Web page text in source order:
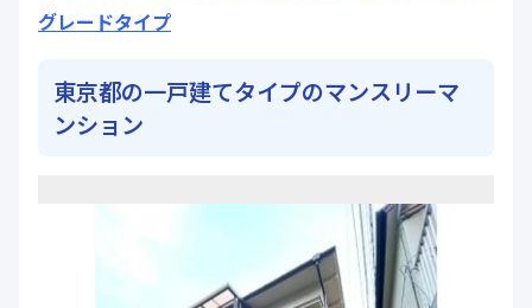
グレードタイプ
東京都の一戸建てタイプのマンスリーマ
ンション